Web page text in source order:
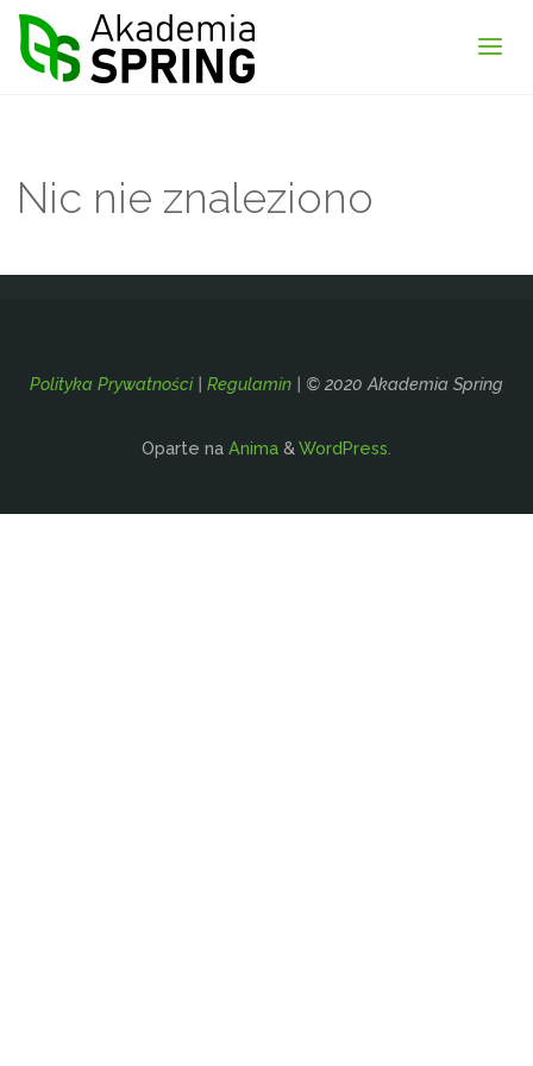
Nic nie znaleziono
Polityka Prywatności| Regulamin | © 2020 Akademia Spring
Oparte na Anima & WordPress.